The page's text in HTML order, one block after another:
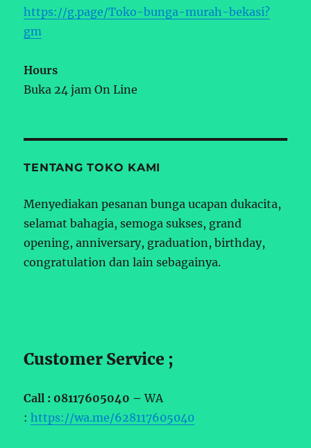
https://g.page/Toko-bunga-murah-bekasi?
gm
Hours
Buka 24 jam On Line
TENTANG TOKO KAMI
Menyediakan pesanan bunga ucapan dukacita,
selamat bahagia, semoga sukses, grand
opening, anniversary, graduation, birthday,
congratulation dan lain sebagainya.
Customer Service ;
Call : 08117605040 –WA
:https://wa.me/628117605040